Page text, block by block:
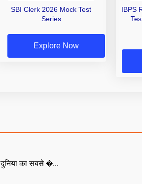
SBI Clerk 2026 Mock Test
Series
Explore Now
IBPS
दुनिया का सबसे �...